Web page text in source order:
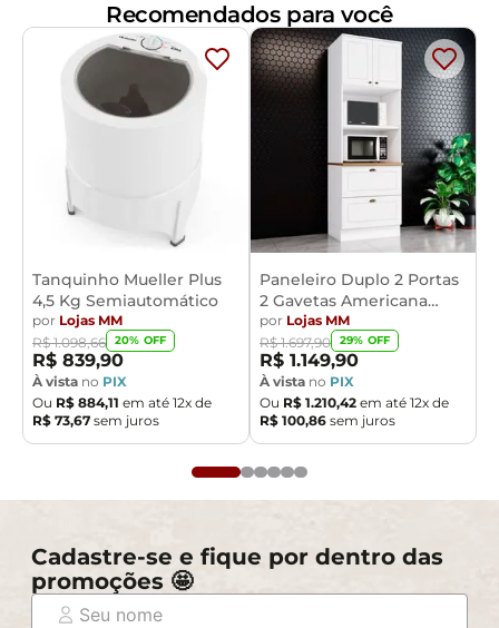
Recomendados para você
Tanquinho Mueller Plus
4,5 Kg Semiautomático
por Lojas MM
R$ 1.098,66 20% OFF
R$ 839,90
À vista no PIX
Ou R$ 884,11 em até 12x de
R$ 73,67 sem juros
Paneleiro Duplo 2 Portas
2 Gavetas Americana
Henn
por Lojas MM
R$ 1.697,90 29% OFF
R$ 1.149,90
À vista no PIX
Ou R$ 1.210,42 em até 12x de
R$ 100,86 sem juros
Cadastre-se e fique por dentro das
promoções 🤩